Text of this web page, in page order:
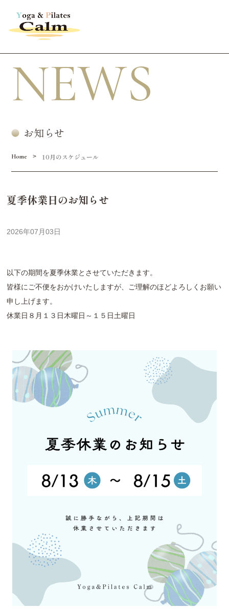
NEWS
お知らせ
Home > 10月のスケジュール
夏季休業日のお知らせ
2026年07月03日
以下の期間を夏季休業とさせていただきます。
皆様にご不便をおかけいたしますが、ご理解のほどよろしくお願い
申し上げます。
休業日８月１３日木曜日～１５日土曜日